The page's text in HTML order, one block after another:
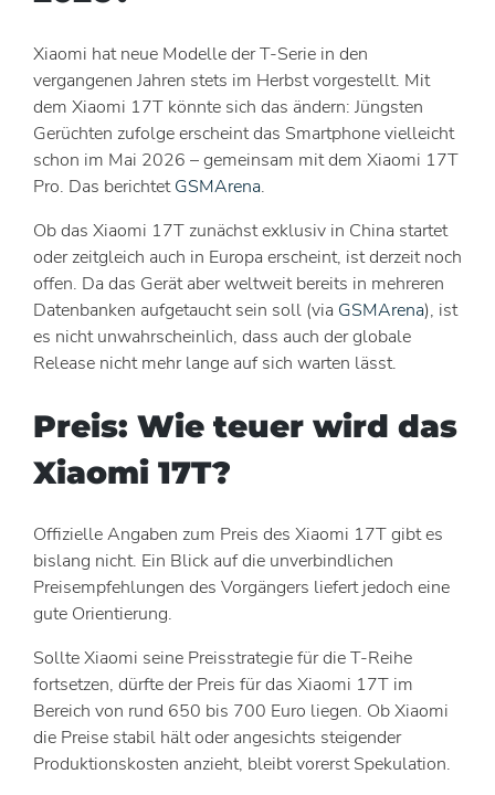
Xiaomi hat neue Modelle der T-Serie in den
vergangenen Jahren stets im Herbst vorgestellt. Mit
dem Xiaomi 17T könnte sich das ändern: Jüngsten
Gerüchten zufolge erscheint das Smartphone vielleicht
schon im Mai 2026 – gemeinsam mit dem Xiaomi 17T
Pro. Das berichtetGSMArena.
Ob das Xiaomi 17T zunächst exklusiv in China startet
oder zeitgleich auch in Europa erscheint, ist derzeit noch
offen. Da das Gerät aber weltweit bereits in mehreren
Datenbanken aufgetaucht sein soll (via GSMArena), ist
es nicht unwahrscheinlich, dass auch der globale
Release nicht mehr lange auf sich warten lässt.
Preis: Wie teuer wird das
Xiaomi 17T?
Offizielle Angaben zum Preis des Xiaomi 17T gibt es
bislang nicht. Ein Blick auf die unverbindlichen
Preisempfehlungen des Vorgängers liefert jedoch eine
gute Orientierung.
Sollte Xiaomi seine Preisstrategie für die T-Reihe
fortsetzen, dürfte der Preis für das Xiaomi 17T im
Bereich von rund 650 bis 700 Euro liegen. Ob Xiaomi
die Preise stabil hält oder angesichts steigender
Produktionskosten anzieht, bleibt vorerst Spekulation.